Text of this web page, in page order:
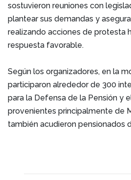
sostuvieron reuniones con
plantear sus demandas y
realizando acciones de protesta
respuesta favorable.
Según los organizadores, en la
participaron alrededor de 300
para la Defensa de la Pensión y
provenientes principalmente de
también acudieron pensionados